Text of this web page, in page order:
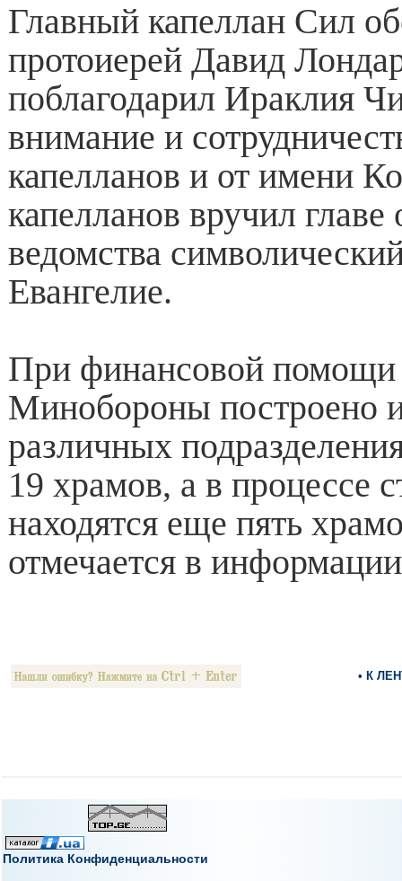
Главный капеллан Сил
протоиерей Давид
поблагодарил Ираклия
внимание и
капелланов и от имени
капелланов вручил главе
ведомства
Евангелие.
При финансовой помощи
Минобороны построено
различных
19 храмов, а в процессе
находятся еще пять
отмечается в
• К
Политика Конфиденциальности